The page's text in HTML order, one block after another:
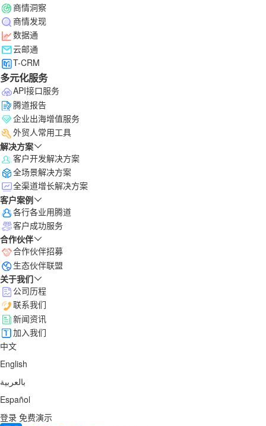
商情洞察
商情发现
数据通
云邮通
T-CRM
多元化服务
API接口服务
腾道报告
企业出海增值服务
外贸人常用工具
解决方案
客户开发解决方案
全场景解决方案
全渠道增长解决方案
客户案例
各行各业用腾道
客户成功服务
合作伙伴
合作伙伴招募
生态伙伴联盟
关于我们
公司历程
联系我们
新闻资讯
加入我们
中文
English
بالعربية
Español
登录 免费演示